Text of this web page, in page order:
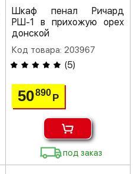
Шкаф пенал Ричард
РШ-1 в прихожую орех
донской
Код товара: 203967
(5)
50890 Р
под заказ